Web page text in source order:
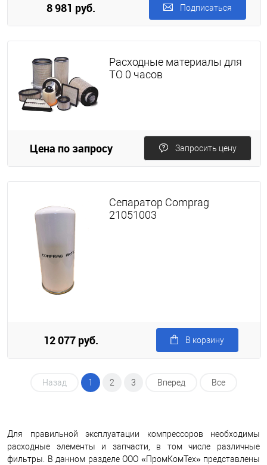
8 981 руб. Подписаться
Расходные материалы для
ТО 0 часов
Цена по запросу Запросить цену
Сепаратор Comprag
21051003
12 077 руб. В корзину
Назад 1 2 3 Вперед Все
Для правильной эксплуатации компрессоров необходимы
расходные элементы и запчасти, в том числе различные
фильтры. В данном разделе ООО «ПромКомТех» представлены